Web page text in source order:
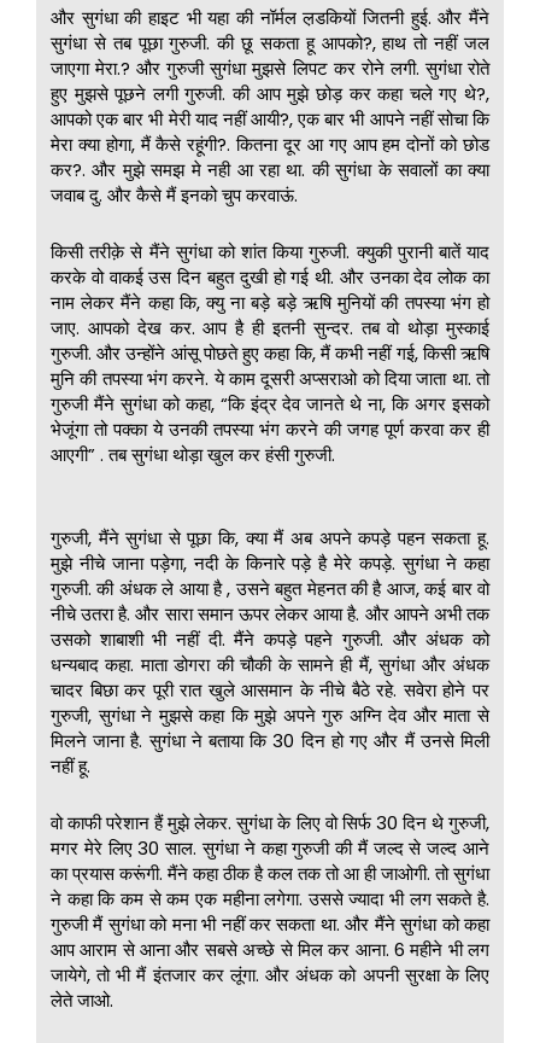
और सुगंधा की हाइट भी यहा की नॉर्मल ल़डकियों जितनी हुई. और मैंने
सुगंधा से तब पूछा गुरुजी. की छू सकता हू आपको?, हाथ तो नहीं जल
जाएगा मेरा.? और गुरुजी सुगंधा मुझसे लिपट कर रोने लगी. सुगंधा रोते
हुए मुझसे पूछने लगी गुरुजी. की आप मुझे छोड़ कर कहा चले गए थे?,
आपको एक बार भी मेरी याद नहीं आयी?, एक बार भी आपने नहीं सोचा कि
मेरा क्या होगा, मैं कैसे रहूंगी?. कितना दूर आ गए आप हम दोनों को छोड
कर?. और मुझे समझ मे नही आ रहा था. की सुगंधा के सवालों का क्या
जवाब दु. और कैसे मैं इनको चुप करवाऊं.
किसी तरीक़े से मैंने सुगंधा को शांत किया गुरुजी. क्युकी पुरानी बातें याद
करके वो वाकई उस दिन बहुत दुखी हो गई थी. और उनका देव लोक का
नाम लेकर मैंने कहा कि, क्यु ना बड़े बड़े ऋषि मुनियों की तपस्या भंग हो
जाए. आपको देख कर. आप है ही इतनी सुन्दर. तब वो थोड़ा मुस्काई
गुरुजी. और उन्होंने आंसू पोछते हुए कहा कि, मैं कभी नहीं गई, किसी ऋषि
मुनि की तपस्या भंग करने. ये काम दूसरी अप्सराओ को दिया जाता था. तो
गुरुजी मैंने सुगंधा को कहा, “कि इंद्र देव जानते थे ना, कि अगर इसको
भेजूंगा तो पक्का ये उनकी तपस्या भंग करने की जगह पूर्ण करवा कर ही
आएगी” . तब सुगंधा थोड़ा खुल कर हंसी गुरुजी.
गुरुजी, मैंने सुगंधा से पूछा कि, क्या मैं अब अपने कपड़े पहन सकता हू.
मुझे नीचे जाना पड़ेगा, नदी के किनारे पड़े है मेरे कपड़े. सुगंधा ने कहा
गुरुजी. की अंधक ले आया है , उसने बहुत मेहनत की है आज, कई बार वो
नीचे उतरा है. और सारा समान ऊपर लेकर आया है. और आपने अभी तक
उसको शाबाशी भी नहीं दी. मैंने कपड़े पहने गुरुजी. और अंधक को
धन्यबाद कहा. माता डोगरा की चौकी के सामने ही मैं, सुगंधा और अंधक
चादर बिछा कर पूरी रात खुले आसमान के नीचे बैठे रहे. सवेरा होने पर
गुरुजी, सुगंधा ने मुझसे कहा कि मुझे अपने गुरु अग्नि देव और माता से
मिलने जाना है. सुगंधा ने बताया कि 30 दिन हो गए और मैं उनसे मिली
नहीं हू.
वो काफी परेशान हैं मुझे लेकर. सुगंधा के लिए वो सिर्फ 30 दिन थे गुरुजी,
मगर मेरे लिए 30 साल. सुगंधा ने कहा गुरुजी की मैं जल्द से जल्द आने
का प्रयास करूंगी. मैंने कहा ठीक है कल तक तो आ ही जाओगी. तो सुगंधा
ने कहा कि कम से कम एक महीना लगेगा. उससे ज्यादा भी लग सकते है.
गुरुजी मैं सुगंधा को मना भी नहीं कर सकता था. और मैंने सुगंधा को कहा
आप आराम से आना और सबसे अच्छे से मिल कर आना. 6 महीने भी लग
जायेगे, तो भी मैं इंतजार कर लूंगा. और अंधक को अपनी सुरक्षा के लिए
लेते जाओ.